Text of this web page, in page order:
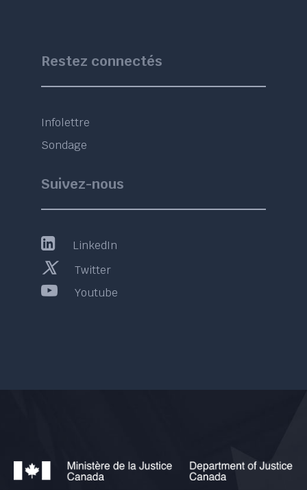
Restez connectés
Infolettre
Sondage
Suivez-nous
LinkedIn
Twitter
Youtube